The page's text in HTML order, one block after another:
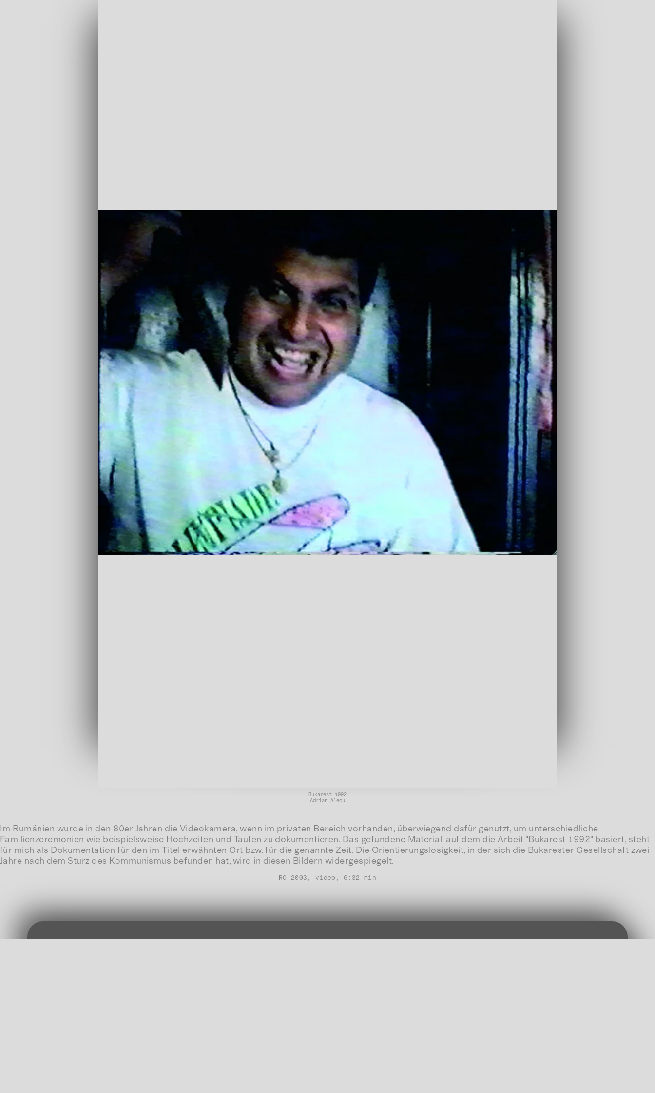
Bukarest 1992
Adrian Alecu
Im Rumänien wurde in den 80er Jahren die Videokamera, wenn im privaten Bereich vorhanden, überwiegend dafür genutzt, um unterschiedliche
Familienzeremonien wie beispielsweise Hochzeiten und Taufen zu dokumentieren. Das gefundene Material, auf dem die Arbeit "Bukarest 1992" basiert, steht
für mich als Dokumentation für den im Titel erwähnten Ort bzw. für die genannte Zeit. Die Orientierungslosigkeit, in der sich die Bukarester Gesellschaft zwei
Jahre nach dem Sturz des Kommunismus befunden hat, wird in diesen Bildern widergespiegelt.
RO 2003, video, 6:32 min